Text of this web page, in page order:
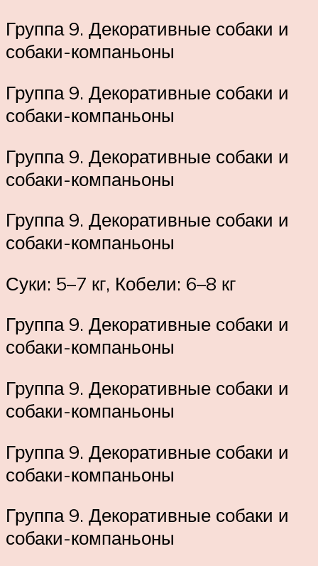
Группа 9. Декоративные собаки и
собаки-компаньоны
Группа 9. Декоративные собаки и
собаки-компаньоны
Группа 9. Декоративные собаки и
собаки-компаньоны
Группа 9. Декоративные собаки и
собаки-компаньоны
Суки: 5–7 кг, Кобели: 6–8 кг
Группа 9. Декоративные собаки и
собаки-компаньоны
Группа 9. Декоративные собаки и
собаки-компаньоны
Группа 9. Декоративные собаки и
собаки-компаньоны
Группа 9. Декоративные собаки и
собаки-компаньоны